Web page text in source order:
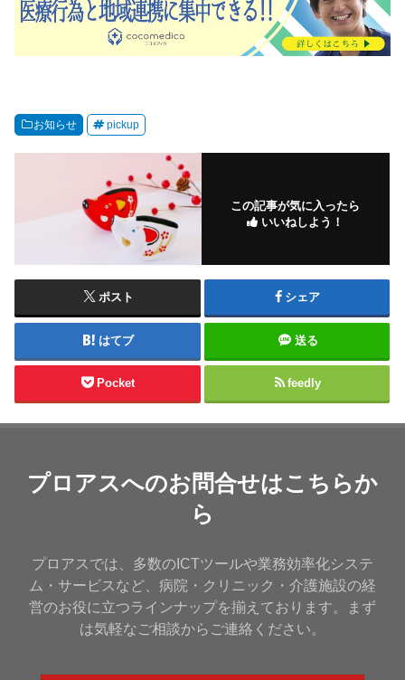
お知らせ pickup
この記事が気に入ったら
いいねしよう！
ポスト シェア
はてブ 送る
Pocket feedly
プロアスへのお問合せはこちらか
ら
プロアスでは、多数のICTツールや業務効率化システ
ム・サービスなど、病院・クリニック・介護施設の経
営のお役に立つラインナップを揃えております。まず
は気軽なご相談からご連絡ください。